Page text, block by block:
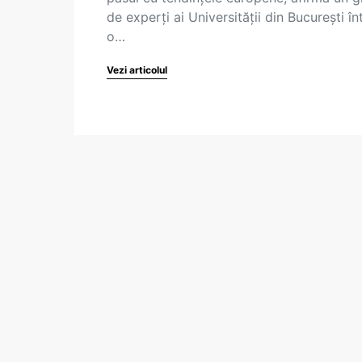
de experți ai Universității din București
o…
Vezi articolul